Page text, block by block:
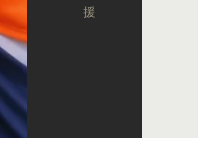
援